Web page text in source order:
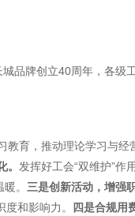
品牌创立40周年，各级
育，推动理论学习与
发挥好工会“双维护”
。 三是创新活动，增强
和影响力。
四是合规用